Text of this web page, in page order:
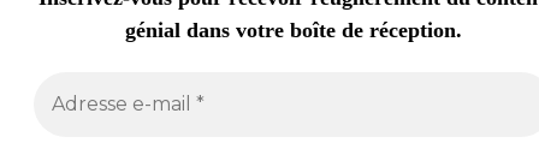
génial dans votre boîte de réception.